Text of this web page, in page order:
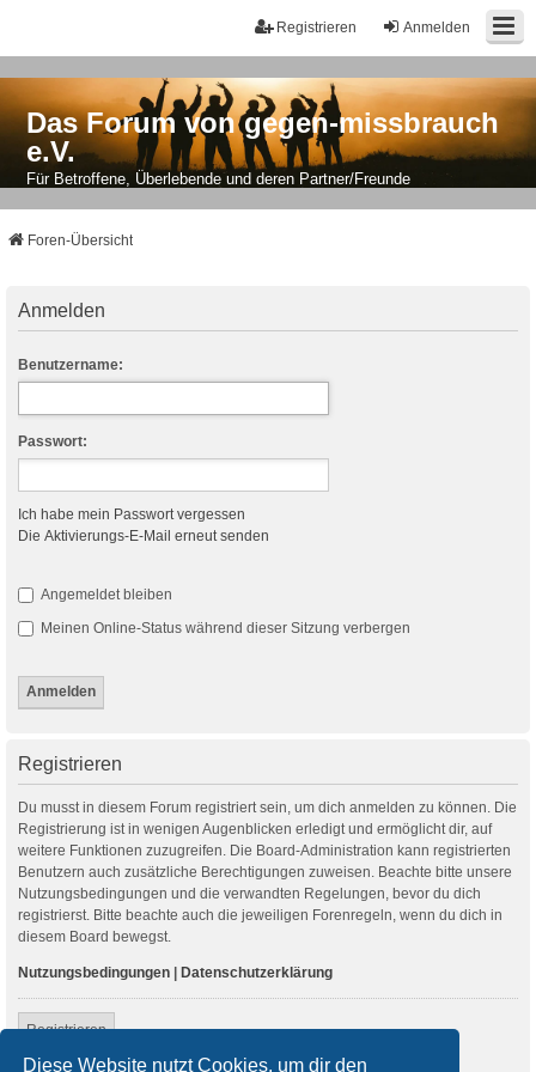
Diese Website nutzt Cookies, um dir den
Anmelden
Registrieren
Das Forum von gegen-missbrauch
e.V.
Für Betroffene, Überlebende und deren Partner/Freunde
Foren-Übersicht
Anmelden
Benutzername:
Passwort:
Ich habe mein Passwort vergessen
Die Aktivierungs-E-Mail erneut senden
Angemeldet bleiben
Meinen Online-Status während dieser Sitzung verbergen
Registrieren
Du musst in diesem Forum registriert sein, um dich anmelden zu können. Die
Registrierung ist in wenigen Augenblicken erledigt und ermöglicht dir, auf
weitere Funktionen zuzugreifen. Die Board-Administration kann registrierten
Benutzern auch zusätzliche Berechtigungen zuweisen. Beachte bitte unsere
Nutzungsbedingungen und die verwandten Regelungen, bevor du dich
registrierst. Bitte beachte auch die jeweiligen Forenregeln, wenn du dich in
diesem Board bewegst.
Nutzungsbedingungen | Datenschutzerklärung
Registrieren